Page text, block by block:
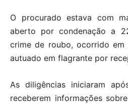
O procurado estava com
aberto por condenação a
crime de roubo, ocorrido em
autuado em flagrante por
As diligências iniciaram
receberem informações